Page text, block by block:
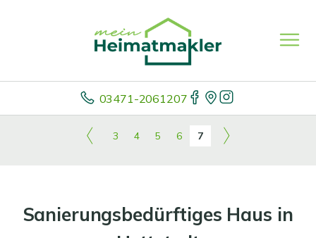
03471-2061207
3 4 5 6 7
Sanierungsbedürftiges Haus in